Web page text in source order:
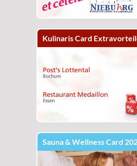
Kulinaris Card
Sauna & Wellness Card